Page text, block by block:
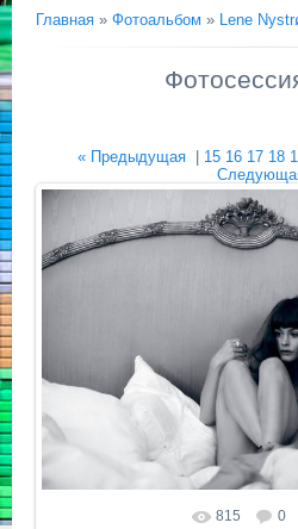
Главная » Фотоальбом » Lene
« Предыдущая| 15 16 17 18
Размер фотографии:
815 0